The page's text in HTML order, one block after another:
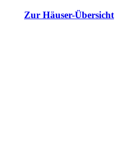
Zur Häuser-Übersicht